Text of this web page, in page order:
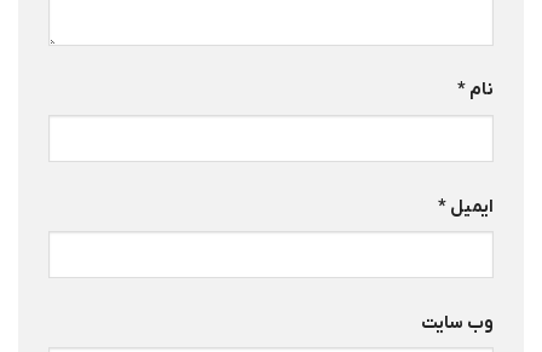
نام *
ایمیل *
وب‌ سایت